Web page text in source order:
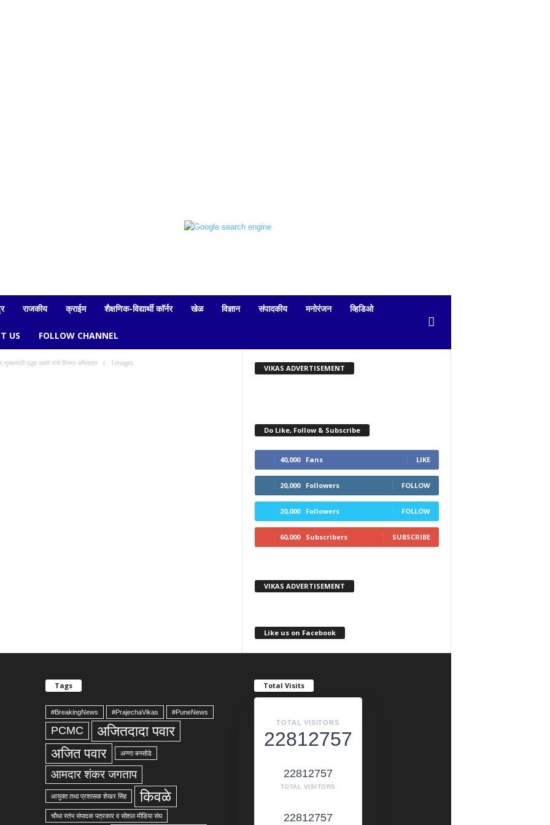
राजकीय क्राईम शैक्षणिक-विद्यार्थी काॅर्नर खेळ विज्ञान संपादकीय मनोरंजन व्हिडिओ
US FOLLOW CHANNEL
मुख्यमंत्री उद्धव ठाकरे यांचे विनम्र अभिवादन 1images
VIKAS ADVERTISEMENT
Do Like, Follow & Subscribe
40,000 Fans LIKE
20,000 Followers FOLLOW
20,000 Followers FOLLOW
60,000 Subscribers SUBSCRIBE
VIKAS ADVERTISEMENT
Like us on Facebook
Tags
#BreakingNews #PrajechaVikas #PuneNews
PCMC अजितदादा पवार
अजित पवार अण्णा बनसोडे
आमदार शंकर जगताप
आयुक्त तथा प्रशासक शेखर सिंह किवळे
चौथा स्तंभ संपादक पत्रकार व सोशल मीडिया संघ
Total Visits
TOTAL VISITORS
22812757
22812757
TOTAL VISITORS
22812757